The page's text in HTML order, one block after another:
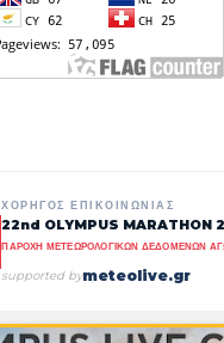
ΧΟΡΗΓΟΣ ΕΠΙΚΟΙΝΩΝΙΑΣ
22nd OLYMPUS MARATHON
ΠΑΡΟΧΗ ΜΕΤΕΩΡΟΛΟΓΙΚΩΝ ΔΕΔΟΜΕΝΩΝ
supported bymeteolive.gr